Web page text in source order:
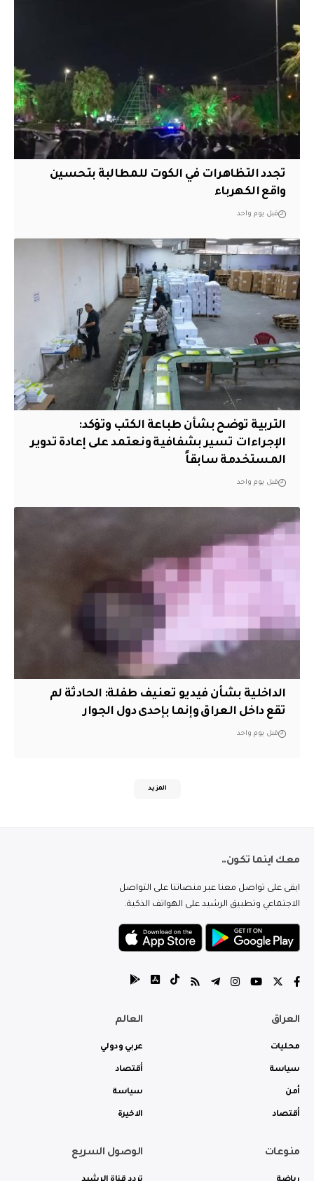
تجدد التظاهرات في الكوت للمطالبة بتحسين
واقع الكهرباء
قبل يوم واحد
التربية توضح بشأن طباعة الكتب وتؤكد:
الإجراءات تسير بشفافية ونعتمد على إعادة تدوير
المستخدمة سابقاً
قبل يوم واحد
الداخلية بشأن فيديو تعنيف طفلة: الحادثة لم
تقع داخل العراق وإنما بإحدى دول الجوار
قبل يوم واحد
المزيد
معك اينما تكون..
ابقى على تواصل معنا عبر منصاتنا على التواصل
الاجتماعي وتطبيق الرشيد على الهواتف الذكية.
العراق
محليات
سياسة
أمن
أقتصاد
العالم
عربي ودولي
أقتصاد
سياسة
الاخيرة
منوعات الوصول السريع